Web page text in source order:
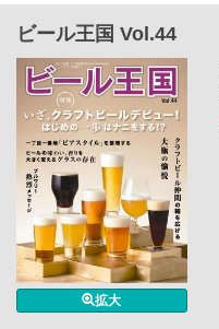
ビール王国 Vol.44
拡大